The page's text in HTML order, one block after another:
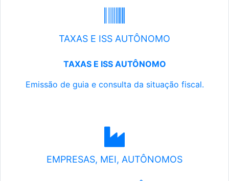
TAXAS E ISS AUTÔNOMO
TAXAS E ISS AUTÔNOMO
Emissão de guia e consulta da situação fiscal.
EMPRESAS, MEI, AUTÔNOMOS